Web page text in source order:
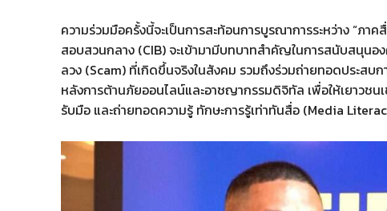
ความร่วมมือครั้งนี้จะเป็นการสะท้อนการบูรณาการระหว่าง “ภา
สอบสวนกลาง (CIB) จะเข้ามามีบทบาทสำคัญในการสนับสนุน
ลวง (Scam) ที่เกิดขึ้นจริงในสังคม รวมถึงร่วมถ่ายทอดประส
หลังการต้านภัยออนไลน์และอาชญากรรมดิจิทัล เพื่อให้เยาวช
รับมือ และถ่ายทอดความรู้ ทักษะการรู้เท่าทันสื่อ (Media